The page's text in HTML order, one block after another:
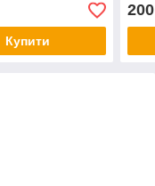
Купити
200